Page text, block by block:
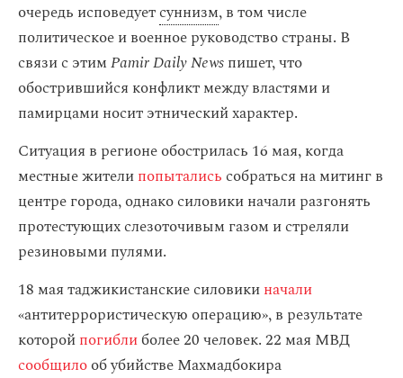
очередь исповедуетсуннизм, в том числе
политическое и военное руководство страны. В
связи с этимPamir Daily Newsпишет, что
обострившийся конфликт между властями и
памирцами носит этнический характер.
Ситуация в регионе обострилась 16 мая, когда
местные жителипопыталисьсобраться на митинг в
центре города, однако силовики начали разгонять
протестующих слезоточивым газом и стреляли
резиновыми пулями.
18 мая таджикистанские силовикиначали
«антитеррористическую операцию», в результате
которойпогиблиболее 20 человек. 22 мая МВД
сообщилооб убийстве Махмадбокира